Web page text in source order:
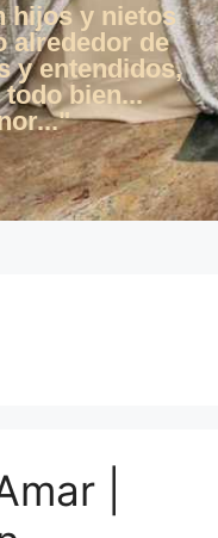
hijos y nietos
alrededor de
y entendidos,
bien...
|